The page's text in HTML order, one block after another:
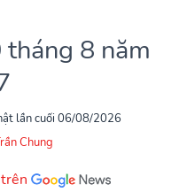
8 năm
lần cuối 06/08/2026
Chung